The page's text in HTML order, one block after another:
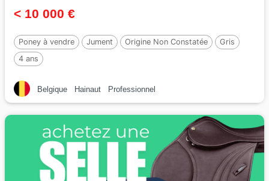
< 10 000 €
Poney à vendre Jument Origine Non Constatée
Gris
4 ans
Belgique Hainaut Professionnel